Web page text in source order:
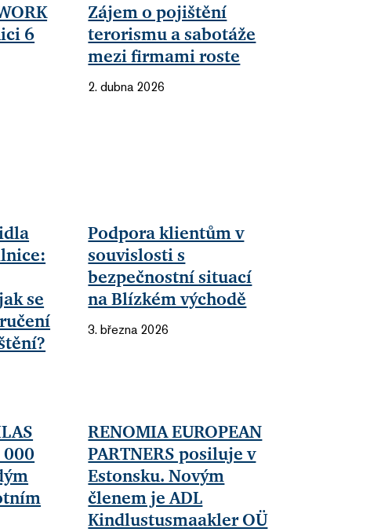
6
Zájem o pojištění
terorismu a sabotáže
mezi firmami roste
2. dubna 2026
se
Podpora klientům v
souvislosti s
bezpečnostní situací
na Blízkém východě
3. března 2026
000
RENOMIA EUROPEAN
PARTNERS posiluje v
Estonsku. Novým
členem je ADL
Kindlustusmaakler OÜ